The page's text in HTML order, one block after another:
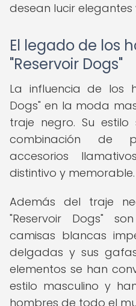
desean lucir
El legado de los
"Reservoir Dogs"
La influencia de los
Dogs" en la moda
traje negro. Su
combinación de
accesorios
distintivo y memorable.
Además del traje
"Reservoir Dogs"
camisas blancas
delgadas y sus
elementos se han
estilo masculino y
hombres de todo el